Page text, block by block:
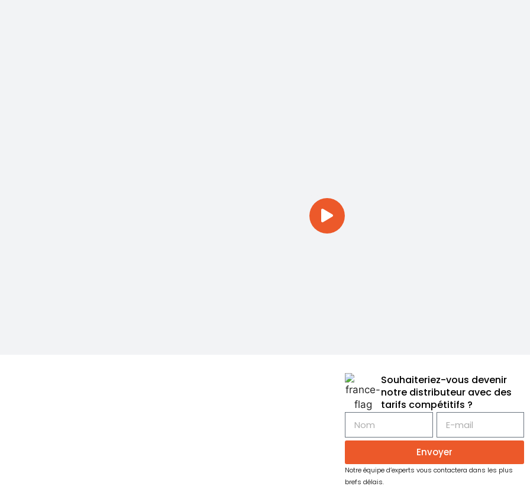
Souhaiteriez-vous devenir
notre distributeur avec des
tarifs compétitifs ?
Envoyer
Notre équipe d’experts vous contactera dans les plus
brefs délais.